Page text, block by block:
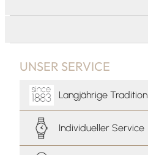
UNSER SERVICE
Langjährige Tradition
Individueller Service